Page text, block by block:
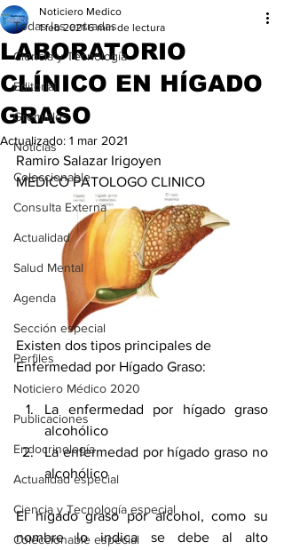
Todas las entradas
Ciencia y Tecnología
Editorial
Gremiales
Noticias
Coleccionable
Consulta Externa
Actualidad
Salud Mental
Agenda
Sección especial
Perfiles
Noticiero Médico 2020
Publicaciones
Endocrinología
Actualidad especial
Ciencia y Tecnología especial
Coleccionable especial
LABORATORIO
CLÍNICO EN HÍGADO
GRASO
Noticiero Medico
1 feb 2021 6 min de lectura
Actualizado: 1 mar 2021
Ramiro Salazar Irigoyen
MEDICO PATOLOGO CLINICO
Existen dos tipos principales de
Enfermedad por Hígado Graso:
La enfermedad por hígado graso
alcohólico
La enfermedad por hígado graso no
alcohólico
El hígado graso por alcohol, como su
nombre lo indica se debe al alto